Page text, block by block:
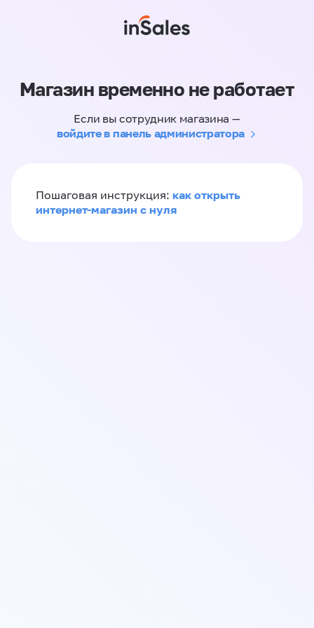
Магазин временно не работает
Если вы сотрудник магазина —
войдите в панель администратора
Пошаговая инструкция: как открыть
интернет-магазин с нуля